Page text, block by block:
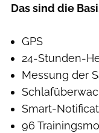
Das sind die
GPS
24-Stunden-
Messung der
Smart-
96